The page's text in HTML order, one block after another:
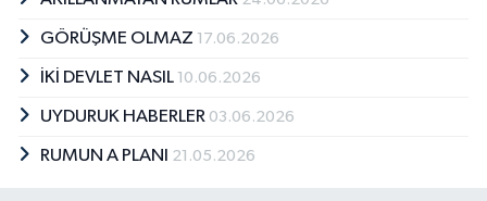
GÖRÜŞME OLMAZ 17.06.2026
İKİ DEVLET NASIL 10.06.2026
UYDURUK HABERLER 03.06.2026
RUMUN A PLANI 21.05.2026